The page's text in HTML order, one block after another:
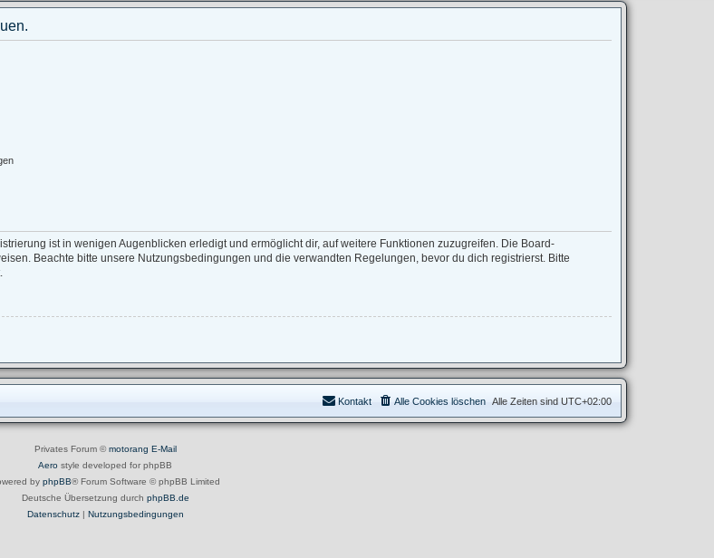
ist in wenigen Augenblicken erledigt und ermöglicht dir, auf weitere Funktionen zuzugreifen. Die Board-
Beachte bitte unsere Nutzungsbedingungen und die verwandten Regelungen, bevor du dich registrierst. Bitte
Alle Zeiten sind UTC+02:00
Alle Cookies löschen
Kontakt
Privates Forum ©motorang E-Mail
Aero style developed for phpBB
by phpBB® Forum Software © phpBB Limited
Deutsche Übersetzung durch phpBB.de
Datenschutz| Nutzungsbedingungen